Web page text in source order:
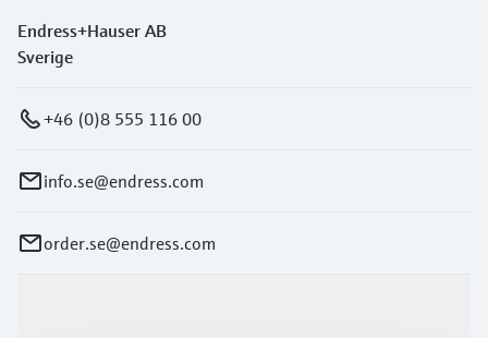
Endress+Hauser AB
Sverige
+46 (0)8 555 116 00
info.se@endress.com
order.se@endress.com